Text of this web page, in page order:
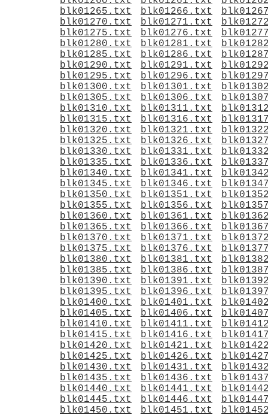
blk01265.txt
blk01266.txt
blk01270.txt
blk01271.txt
blk01275.txt
blk01276.txt
blk01280.txt
blk01281.txt
blk01285.txt
blk01286.txt
blk01290.txt
blk01291.txt
blk01295.txt
blk01296.txt
blk01300.txt
blk01301.txt
blk01305.txt
blk01306.txt
blk01310.txt
blk01311.txt
blk01315.txt
blk01316.txt
blk01320.txt
blk01321.txt
blk01325.txt
blk01326.txt
blk01330.txt
blk01331.txt
blk01335.txt
blk01336.txt
blk01340.txt
blk01341.txt
blk01345.txt
blk01346.txt
blk01350.txt
blk01351.txt
blk01355.txt
blk01356.txt
blk01360.txt
blk01361.txt
blk01365.txt
blk01366.txt
blk01370.txt
blk01371.txt
blk01375.txt
blk01376.txt
blk01380.txt
blk01381.txt
blk01385.txt
blk01386.txt
blk01390.txt
blk01391.txt
blk01395.txt
blk01396.txt
blk01400.txt
blk01401.txt
blk01405.txt
blk01406.txt
blk01410.txt
blk01411.txt
blk01415.txt
blk01416.txt
blk01420.txt
blk01421.txt
blk01425.txt
blk01426.txt
blk01430.txt
blk01431.txt
blk01435.txt
blk01436.txt
blk01440.txt
blk01441.txt
blk01445.txt
blk01446.txt
blk01450.txt
blk01451.txt